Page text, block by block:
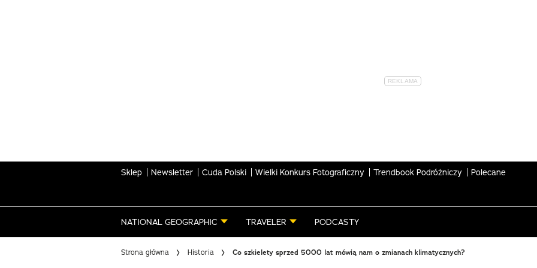
Sklep Newsletter Cuda Polski Wielki Konkurs Fotograficzny Trendbook Podróżniczy Polecane
NATIONAL GEOGRAPHIC TRAVELER PODCASTY
Strona główna Historia Co szkielety sprzed 5000 lat mówią nam o zmianach klimatycznych?